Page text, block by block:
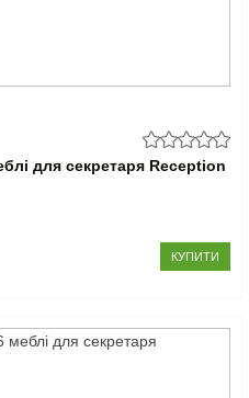
для секретаря Reception
КУПИТИ